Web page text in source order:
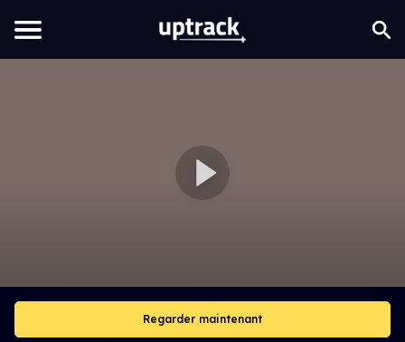
Regarder maintenant